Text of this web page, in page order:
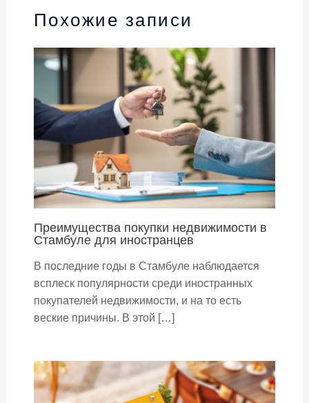
Похожие записи
Преимущества покупки недвижимости в
Стамбуле для иностранцев
В последние годы в Стамбуле наблюдается
всплеск популярности среди иностранных
покупателей недвижимости, и на то есть
веские причины. В этой […]